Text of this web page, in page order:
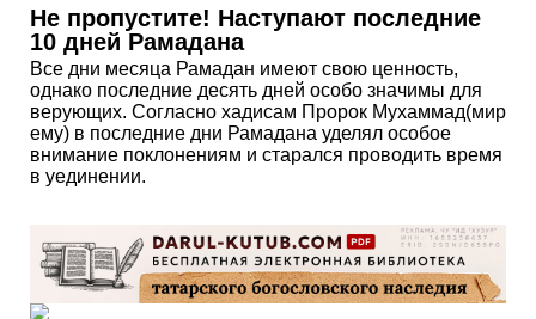
Не пропустите! Наступают последние
10 дней Рамадана
Все дни месяца Рамадан имеют свою ценность,
однако последние десять дней особо значимы для
верующих. Согласно хадисам Пророк Мухаммад(мир
ему) в последние дни Рамадана уделял особое
внимание поклонениям и старался проводить время
в уединении.